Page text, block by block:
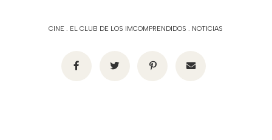
CINE EL CLUB DE LOS IMCOMPRENDIDOS NOTICIAS